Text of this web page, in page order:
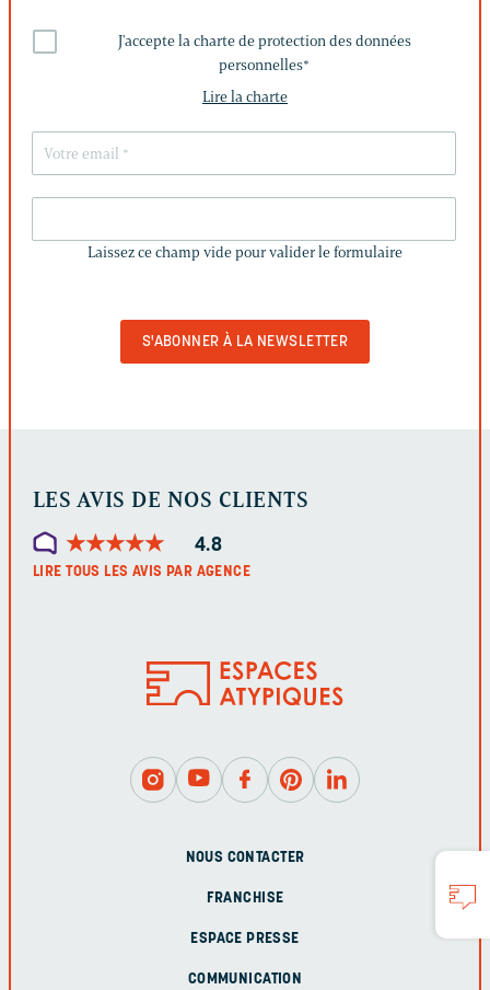
J'accepte la charte de protection des données
personnelles*
Lire la charte
CHAMP
Laissez ce champ vide pour valider le formulaire
LES AVIS DE NOS CLIENTS
★★★★★
★★★★★ 4.8
LIRE TOUS LES AVIS PAR AGENCE
NOUS CONTACTER
FRANCHISE
ESPACE PRESSE
COMMUNICATION